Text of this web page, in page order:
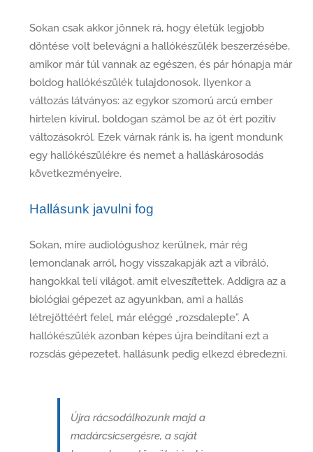
Sokan csak akkor jönnek rá, hogy életük legjobb
döntése volt belevágni a hallókészülék beszerzésébe,
amikor már túl vannak az egészen, és pár hónapja már
boldog hallókészülék tulajdonosok. Ilyenkor a
változás látványos: az egykor szomorú arcú ember
hirtelen kivirul, boldogan számol be az őt ért pozitív
változásokról. Ezek várnak ránk is, ha igent mondunk
egy hallókészülékre és nemet a halláskárosodás
következményeire.
Hallásunk javulni fog
Sokan, mire audiológushoz kerülnek, már rég
lemondanak arról, hogy visszakapják azt a vibráló,
hangokkal teli világot, amit elveszítettek. Addigra az a
biológiai gépezet az agyunkban, ami a hallás
létrejöttéért felel, már eléggé „rozsdalepte”. A
hallókészülék azonban képes újra beindítani ezt a
rozsdás gépezetet, hallásunk pedig elkezd ébredezni.
Újra rácsodálkozunk majd a
madárcsicsergésre, a saját